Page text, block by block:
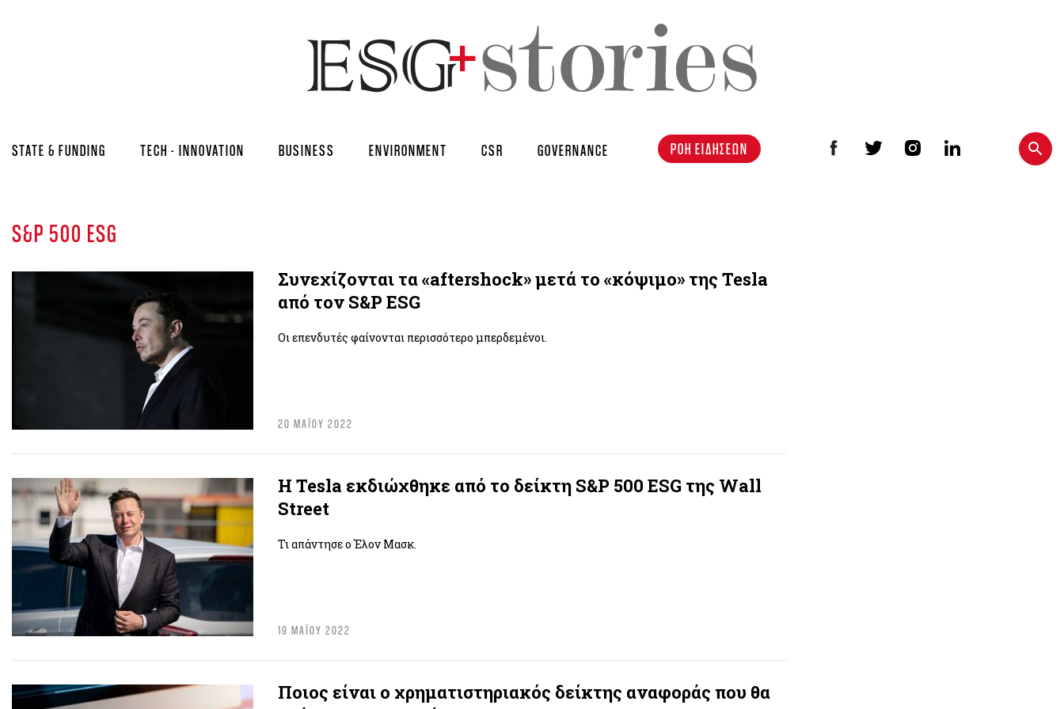
STATE & FUNDING TECH - INNOVATION BUSINESS ENVIRONMENT CSR GOVERNANCE ΡΟΗ ΕΙΔΗΣΕΩΝ
S&P 500 ESG
Συνεχίζονται τα «aftershock» μετά το «κόψιμο» της Tesla
από τον S&P ESG
Οι επενδυτές φαίνονται περισσότερο μπερδεμένοι.
20 ΜΑΪΟΥ 2022
Η Tesla εκδιώχθηκε από το δείκτη S&P 500 ESG της Wall
Street
Τι απάντησε ο Έλον Μασκ.
19 ΜΑΪΟΥ 2022
Ποιος είναι ο χρηματιστηριακός δείκτης αναφοράς που θα